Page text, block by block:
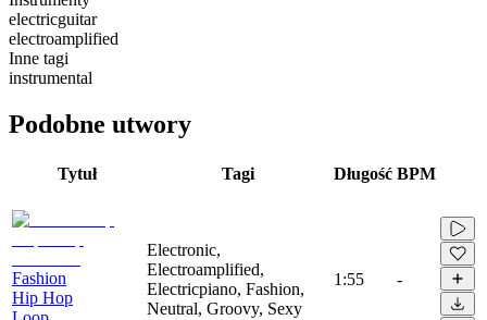
electricguitar
electroamplified
Inne tagi
instrumental
Podobne utwory
Tytuł Tagi Długość BPM
Fashion
Hip Hop
Electronic,
Electroamplified,
Electricpiano, Fashion,
Neutral, Groovy, Sexy
1:55 -